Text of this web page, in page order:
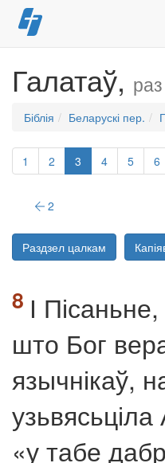
Перайсці
да
Галатаў,
Біблія Беларускі пер.
1 2 3 4 5 6
2
Раздзел цалкам
І
што Бог
язычнікаў,
«у табе